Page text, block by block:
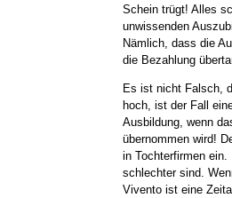
Schein trügt! Alles
unwissenden
Nämlich, dass die
die Bezahlung
Es ist nicht Falsch,
hoch, ist der Fall
Ausbildung, wenn
übernommen wird!
in Tochterfirmen ein.
schlechter sind.
Vivento ist eine